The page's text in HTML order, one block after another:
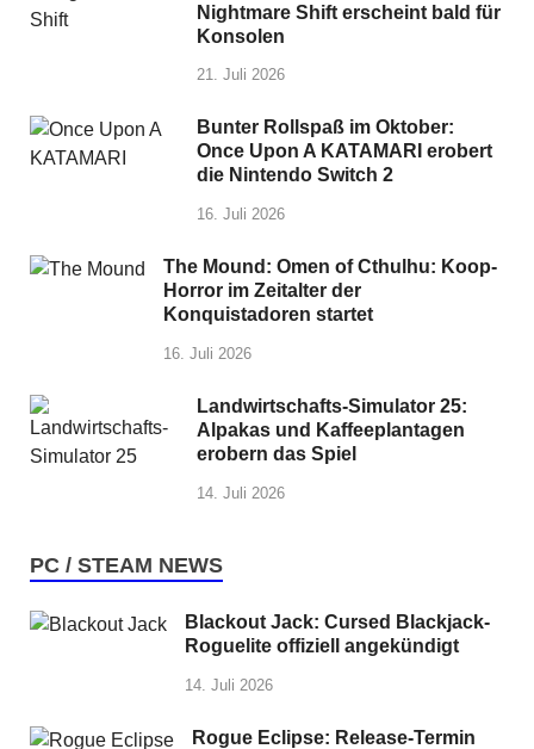
Nightmare Shift erscheint bald für
Konsolen
21. Juli 2026
Bunter Rollspaß im Oktober:
Once Upon A KATAMARI erobert
die Nintendo Switch 2
16. Juli 2026
The Mound: Omen of Cthulhu: Koop-
Horror im Zeitalter der
Konquistadoren startet
16. Juli 2026
Landwirtschafts-Simulator 25:
Alpakas und Kaffeeplantagen
erobern das Spiel
14. Juli 2026
PC / STEAM NEWS
Blackout Jack: Cursed Blackjack-
Roguelite offiziell angekündigt
14. Juli 2026
Rogue Eclipse: Release-Termin